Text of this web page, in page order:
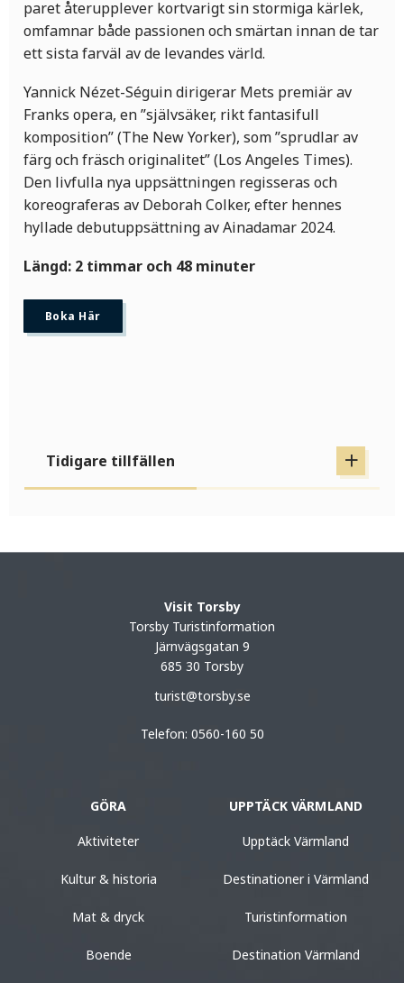
paret återupplever kortvarigt sin stormiga kärlek,
omfamnar både passionen och smärtan innan de tar
ett sista farväl av de levandes värld.
Yannick Nézet-Séguin dirigerar Mets premiär av
Franks opera, en ”självsäker, rikt fantasifull
komposition” (The New Yorker), som ”sprudlar av
färg och fräsch originalitet” (Los Angeles Times).
Den livfulla nya uppsättningen regisseras och
koreograferas av Deborah Colker, efter hennes
hyllade debutuppsättning av Ainadamar 2024.
Längd: 2 timmar och 48 minuter
Boka Här
Tidigare tillfällen
Visit Torsby
Torsby Turistinformation
Järnvägsgatan 9
685 30 Torsby
turist@torsby.se
Telefon: 0560-160 50
GÖRA
Aktiviteter
Kultur & historia
Mat & dryck
Boende
UPPTÄCK VÄRMLAND
Upptäck Värmland
Destinationer i Värmland
Turistinformation
Destination Värmland